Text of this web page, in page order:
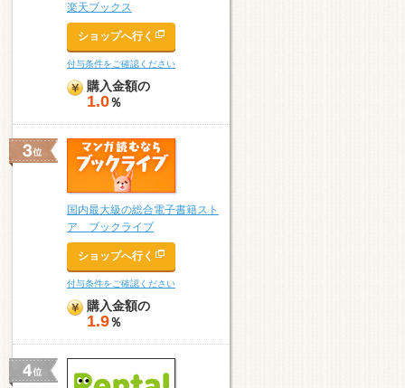
楽天ブックス
ショップへ行く
付与条件をご確認ください
購入金額の
1.0％
国内最大級の総合電子書籍スト
ア ブックライブ
ショップへ行く
付与条件をご確認ください
購入金額の
1.9％